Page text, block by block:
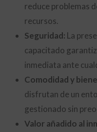
reduce problemas
recursos.
Seguridad: La
capacitado
inmediata ante
Comodidad y
disfrutan de un
gestionado sin
Valor añadido al